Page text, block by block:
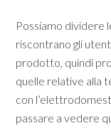
Possiamo dividere
riscontrano gli
prodotto, quindi
quelle relative alla
con
passare a vedere